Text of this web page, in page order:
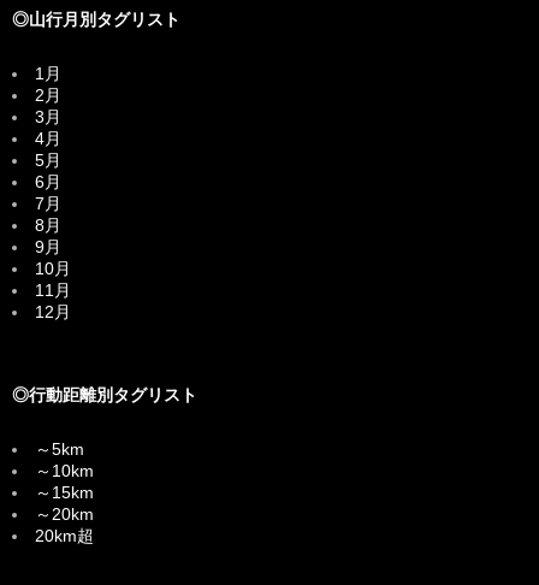
◎山行月別タグリスト
1月
2月
3月
4月
5月
6月
7月
8月
9月
10月
11月
12月
◎行動距離別タグリスト
～5km
～10km
～15km
～20km
20km超